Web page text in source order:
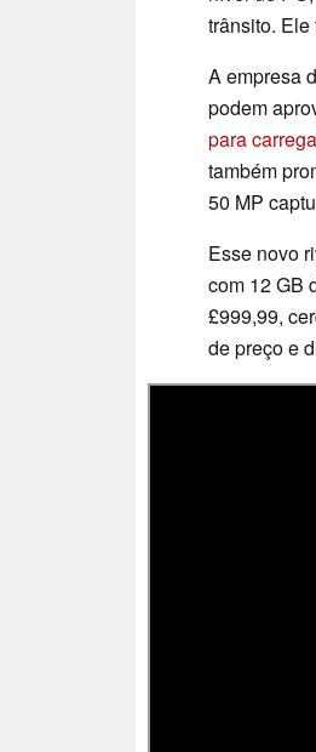
trânsito.
A empresa
podem
para
também
50 MP
Esse novo
com 12 GB
£999,99,
de preço e